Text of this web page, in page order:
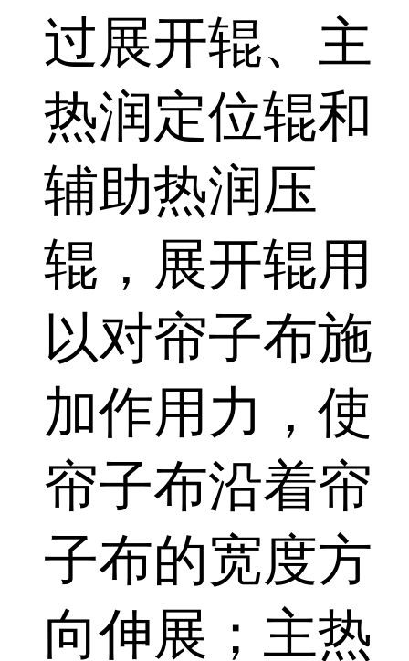
过展开辊、主
热润定位辊和
辅助热润压
辊，展开辊用
以对帘子布施
加作用力，使
帘子布沿着帘
子布的宽度方
向伸展；主热